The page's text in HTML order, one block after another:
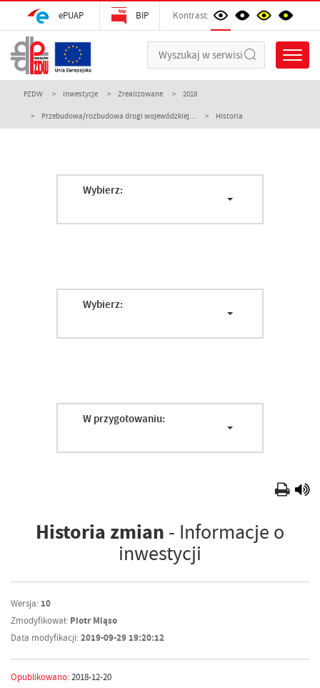
ePUAP BIP Kontrast:
PZDW Inwestycje Zrealizowane 2018
Przebudowa/rozbudowa drogi wojewódzkiej... Historia
Wybierz:
Wybierz:
W przygotowaniu:
Historia zmian - Informacje o
inwestycji
Wersja: 10
Zmodyfikował: Piotr Miąso
Data modyfikacji:2019-09-29 19:20:12
Opublikowano:2018-12-20